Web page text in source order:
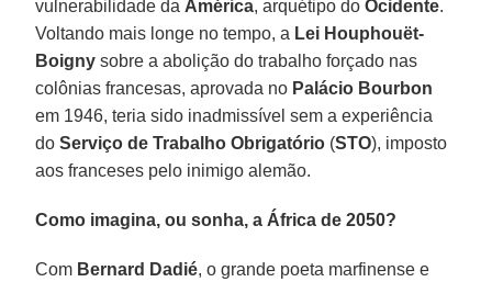
vulnerabilidade da América, arquétipo doOcidente.
Voltando mais longe no tempo, a Lei Houphouët-
Boigny sobre a abolição do trabalho forçado nas
colônias francesas, aprovada no Palácio Bourbon
em 1946, teria sido inadmissível sem a experiência
doServiço de Trabalho Obrigatório (STO), imposto
aos franceses pelo inimigo alemão.
Como imagina, ou sonha, a África de 2050?
Com Bernard Dadié, o grande poeta marfinense e